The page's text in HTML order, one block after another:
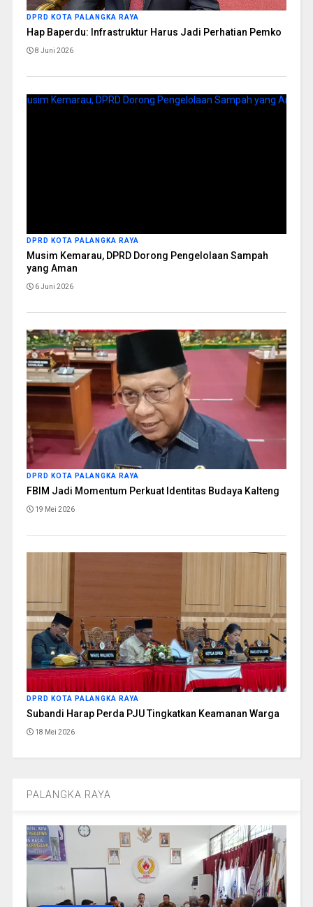
DPRD KOTA PALANGKA RAYA
Hap Baperdu: Infrastruktur Harus Jadi Perhatian Pemko
8 Juni 2026
DPRD KOTA PALANGKA RAYA
Musim Kemarau, DPRD Dorong Pengelolaan Sampah
yang Aman
6 Juni 2026
DPRD KOTA PALANGKA RAYA
FBIM Jadi Momentum Perkuat Identitas Budaya Kalteng
19 Mei 2026
DPRD KOTA PALANGKA RAYA
Subandi Harap Perda PJU Tingkatkan Keamanan Warga
18 Mei 2026
PALANGKA RAYA